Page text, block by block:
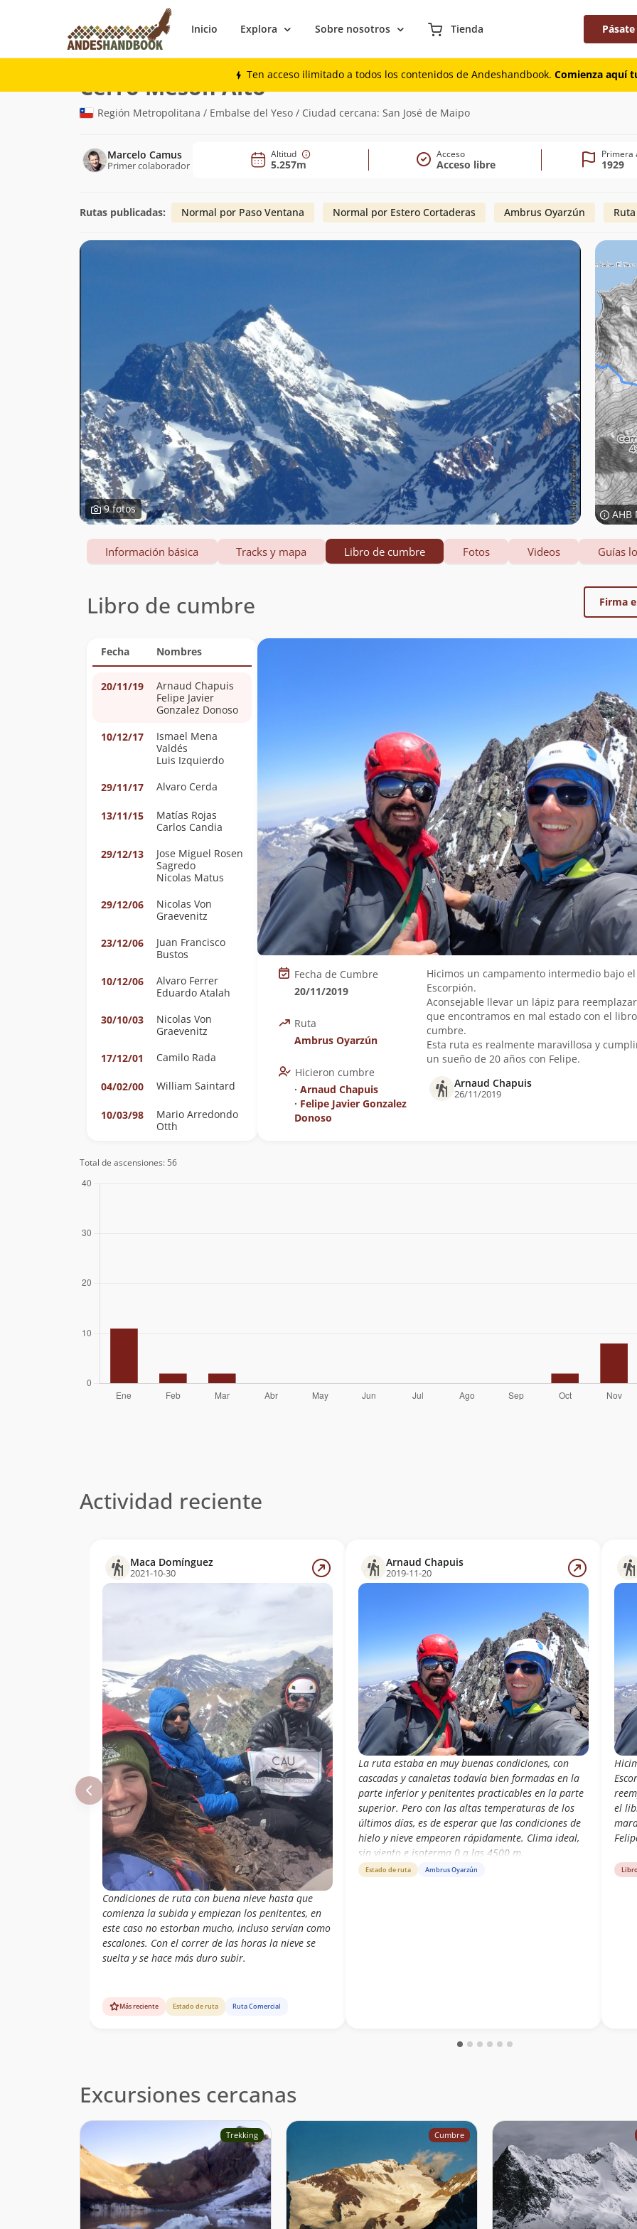
Inicio Explora Sobre nosotros Tienda
Ten acceso ilimitado a todos los contenidos de Andeshandbook. Comienza aquí
Montaña
Cerro Mesón Alto(5.257m)
Región Metropolitana / Embalse del Yeso / Ciudad cercana: San José de Maipo
Marcelo Camus
Primer colaborador
Altitud
5.257m
Acceso
Acceso libre
Primera
1929
Rutas publicadas: Normal por Paso Ventana Normal por Estero Cortaderas Ambrus Oyarzún
9 fotos AHB
Información básica Tracks y mapa Libro de cumbre Fotos Videos Guías
Libro de cumbre Firma
Fecha Nombres
20/11/19
Arnaud Chapuis
Felipe Javier
Gonzalez Donoso
10/12/17
Ismael Mena
Valdés
Luis Izquierdo
29/11/17
Alvaro Cerda
13/11/15
Matías Rojas
Carlos Candia
29/12/13
Jose Miguel Rosen
Sagredo
Nicolas Matus
29/12/06
Nicolas Von
Graevenitz
23/12/06
Juan Francisco
Bustos
10/12/06
Alvaro Ferrer
Eduardo Atalah
30/10/03
Nicolas Von
Graevenitz
17/12/01
Camilo Rada
04/02/00 William Saintard
10/03/98
Mario Arredondo
Otth
13/01/29
Albrecht Maass
Otto Pfenniger
Fecha de Cumbre
20/11/2019
Ruta
Ambrus Oyarzún
Hicieron cumbre
∙ Arnaud Chapuis
∙ Felipe Javier Gonzalez
Donoso
Hicimos un campamento intermedio bajo el
Escorpión.
Aconsejable llevar un lápiz para
que encontramos en mal estado con el
cumbre.
Esta ruta es realmente maravillosa y
un sueño de 20 años con Felipe.
Arnaud Chapuis
26/11/2019
Total de ascensiones: 56
Actividad reciente
Maca Domínguez
2021-10-30
Condiciones de ruta con buena nieve hasta que
comienza la subida y empiezan los penitentes, en
este caso no estorban mucho, incluso servían como
escalones. Con el correr de las horas la nieve se
suelta y se hace más duro subir.
Más reciente Estado de ruta Ruta Comercial
Arnaud Chapuis
2019-11-20
La ruta estaba en muy buenas condiciones, con
cascadas y canaletas todavía bien formadas en la
parte inferior y penitentes practicables en la parte
superior. Pero con las altas temperaturas de los
últimos días, es de esperar que las condiciones de
hielo y nieve empeoren rápidamente. Clima ideal,
sin viento e isoterma 0 a las 4500 m.
Estado de ruta Ambrus Oyarzún
el
Excursiones cercanas
Trekking Cumbre